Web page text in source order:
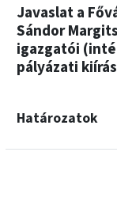
Javaslat a
Sándor
igazgatói
pályázati
Határozatok